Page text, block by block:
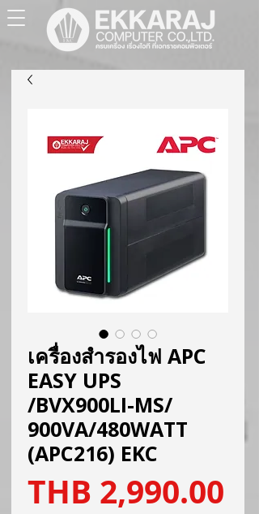
เครื่องสำรองไฟ APC
EASY UPS
/BVX900LI-MS/
900VA/480WATT
(APC216) EKC
THB 2,990.00